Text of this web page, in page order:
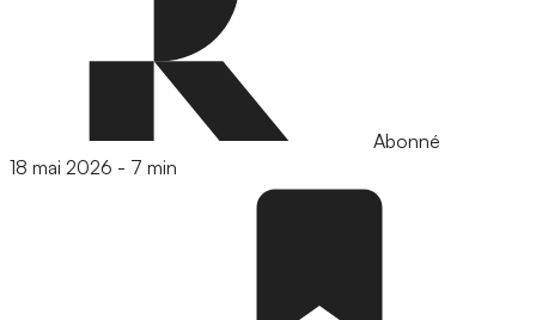
Abonné
18 mai 2026 - 7 min